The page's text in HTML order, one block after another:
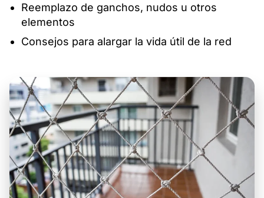
Reemplazo de ganchos, nudos u otros
elementos
Consejos para alargar la vida útil de la red